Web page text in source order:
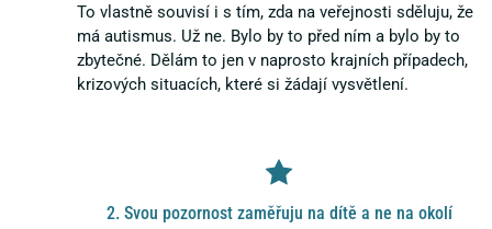
To vlastně souvisí i s tím, zda na veřejnosti sděluju, že
má autismus. Už ne. Bylo by to před ním a bylo by to
zbytečné. Dělám to jen v naprosto krajních případech,
krizových situacích, které si žádají vysvětlení.
2. Svou pozornost zaměřuju na dítě a ne na okolí